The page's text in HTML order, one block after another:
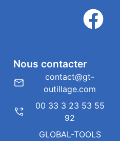
Nous contacter
contact@gt-
outillage.com
00 33 3 23 53 55
92
GLOBAL-TOOLS